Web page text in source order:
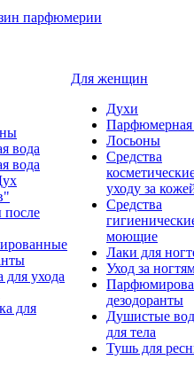
вода
вода
для ухода
для
Для женщин
Духи
Парфюмерная
Лосьоны
Средства
уходу за
Средства
моющие
Лаки для
Уход за
дезодоранты
Душистые
для тела
Тушь для